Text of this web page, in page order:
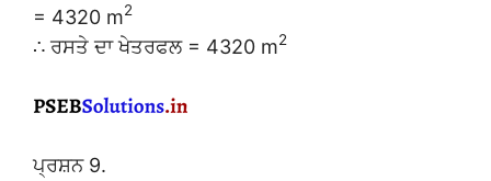
= 4320 m2
∴ ਰਸਤੇ ਦਾ ਖੇਤਰਫਲ = 4320 m2
ਪ੍ਰਸ਼ਨ 9.